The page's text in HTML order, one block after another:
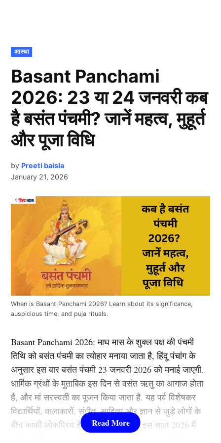
POSTED
IN
आस्था
Basant Panchami
2026: 23 या 24 जनवरी कब
है बसंत पंचमी? जानें महत्व, मुहूर्त
और पूजा विधि
by Preeti baisla
January 21, 2026
When is Basant Panchami 2026? Learn about its significance,
auspicious time, and puja rituals.
Basant Panchami 2026: माघ मास के शुक्ल पक्ष की पंचमी
तिथि को बसंत पंचमी का त्योहार मनाया जाता है, हिंदू पंचांग के
अनुसार इस बार बसंत पंचमी 23 जनवरी 2026 को मनाई जाएगी.
धार्मिक ग्रंथों के मुताबिक इस दिन से वसंत ऋतु का आगाज होता
है, और मां सरस्वती का पूजन किया जाता है. यह पर्व विशेषकर
विद्यार्थियों, कलाकारों, संगीत, साहित्य और ज्ञान से जुड़े लोगों के
बीच काफी लोकप्रिय है. चलिए तो जानते हैं इस साल 2026 में